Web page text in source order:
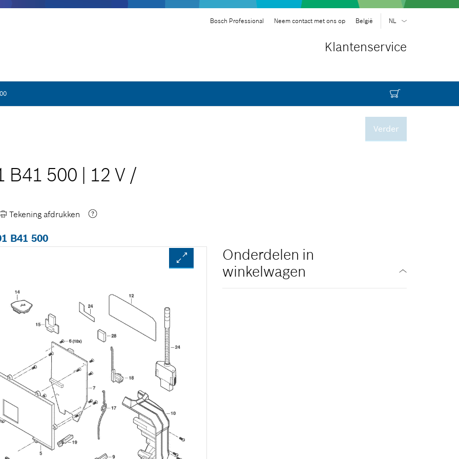
Bosch Professional Neem contact met ons op België NL
Klantenservice
Verder
B41 500 | 12 V /
Tekening afdrukken
B41 500
Onderdelen in
winkelwagen